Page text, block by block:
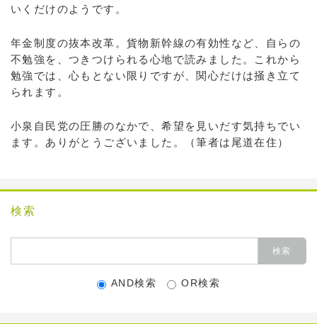
いくだけのようです。
年金制度の抜本改革。貨物新幹線の有効性など、自らの
不勉強を、つきつけられる心地で読みました。これから
勉強では、心もとない限りですが、関心だけは掻き立て
られます。
小泉自民党の圧勝のなかで、希望を見いだす気持ちでい
ます。ありがとうございました。（筆者は尾道在住）
検索
AND検索 OR検索